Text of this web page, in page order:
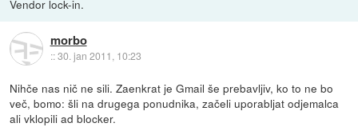
Vendor lock-in.
morbo
::30. jan 2011, 10:23
Nihče nas nič ne sili. Zaenkrat je Gmail še prebavljiv, ko to ne bo
več, bomo: šli na drugega ponudnika, začeli uporabljat odjemalca
ali vklopili ad blocker.